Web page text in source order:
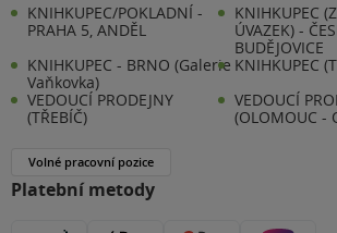
KNIHKUPEC/POKLADNÍ -
PRAHA 5, ANDĚL
KNIHKUPEC
ÚVAZEK) -
BUDĚJOVICE
KNIHKUPEC - BRNO (Galerie
Vaňkovka)
KNIHKUPEC
VEDOUCÍ PRODEJNY
(TŘEBÍČ)
VEDOUCÍ
(OLOMOUC -
Volné pracovní pozice
Platební metody